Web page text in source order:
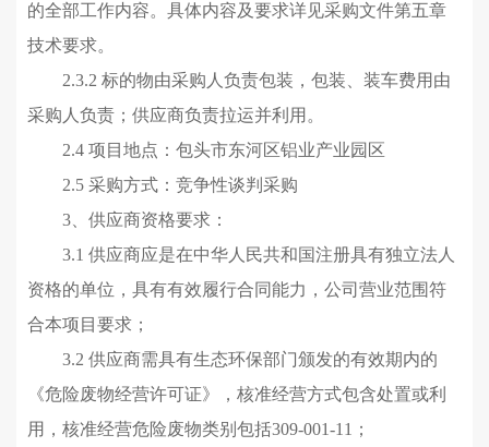
的全部工作内容。具体内容及要求详见采购文件第五章
技术要求。
2.3.2 标的物由采购人负责包装，包装、装车费用由
采购人负责；供应商负责拉运并利用。
2.4 项目地点：包头市东河区铝业产业园区
2.5 采购方式：竞争性谈判采购
3
供应商资格要求：
3.1 供应商应是在中华人民共和国注册具有独立法人
资格的单位，具有有效履行合同能力，公司营业范围符
合本项目要求；
3.2 供应商需具有生态环保部门颁发的有效期内的
《危险废物经营许可证》， 核准经营方式包含处置或利
用 ，核准经营危险废物类别包括309-001-11；